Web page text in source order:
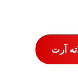
آرت